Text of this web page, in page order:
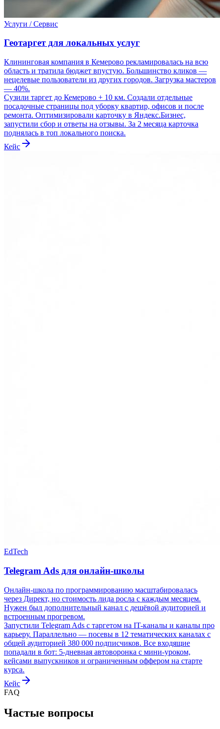
Услуги / Сервис
Геотаргет для локальных услуг
Клининговая компания в Кемерово рекламировалась на всю
область и тратила бюджет впустую. Большинство кликов —
нецелевые пользователи из других городов. Загрузка мастеров
— 40%.
Сузили таргет до Кемерово + 10 км. Создали отдельные
посадочные страницы под уборку квартир, офисов и после
ремонта. Оптимизировали карточку в Яндекс.Бизнес,
запустили сбор и ответы на отзывы. За 2 месяца карточка
поднялась в топ локального поиска.
Кейс
EdTech
Telegram Ads для онлайн-школы
Онлайн-школа по программированию масштабировалась
через Директ, но стоимость лида росла с каждым месяцем.
Нужен был дополнительный канал с дешёвой аудиторией и
встроенным прогревом.
Запустили Telegram Ads с таргетом на IT-каналы и каналы про
карьеру. Параллельно — посевы в 12 тематических каналах с
общей аудиторией 380 000 подписчиков. Все входящие
попадали в бот: 5-дневная автоворонка с мини-уроком,
кейсами выпускников и ограниченным оффером на старте
курса.
Кейс
FAQ
Частые вопросы